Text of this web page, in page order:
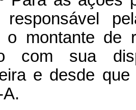
responsável
o montante de
com sua
e desde
A.